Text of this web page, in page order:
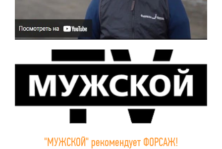
"МУЖСКОЙ" рекомендует ФОРСАЖ!